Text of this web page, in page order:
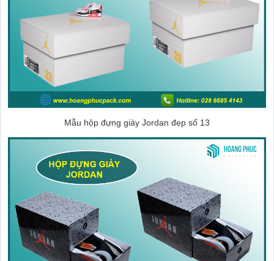
Mẫu hộp đựng giày Jordan đẹp số 13